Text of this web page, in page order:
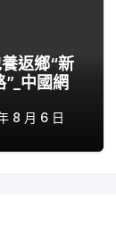
返鄉“新
中國網
8 月 6 日